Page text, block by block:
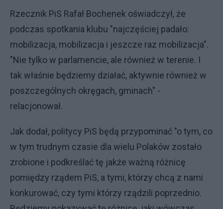
Rzecznik PiS Rafał Bochenek oświadczył, że
podczas spotkania klubu "najczęściej padało:
mobilizacja, mobilizacja i jeszcze raz mobilizacja".
"Nie tylko w parlamencie, ale również w terenie. I
tak właśnie będziemy działać, aktywnie również w
poszczególnych okręgach, gminach" -
relacjonował.
Jak dodał, politycy PiS będą przypominać "o tym, co
w tym trudnym czasie dla wielu Polaków zostało
zrobione i podkreślać tę jakże ważną różnicę
pomiędzy rządem PiS, a tymi, którzy chcą z nami
konkurować, czy tymi którzy rządzili poprzednio.